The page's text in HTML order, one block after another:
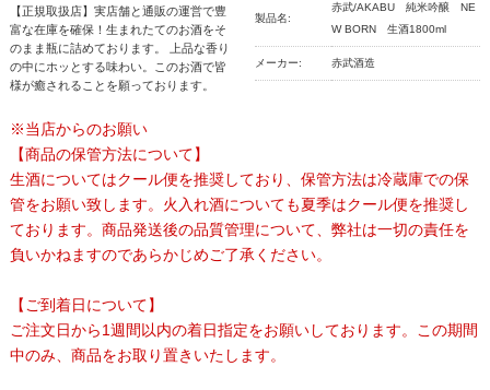
【正規取扱店】実店舗と通販の運営で豊
富な在庫を確保！生まれたてのお酒をそ
のまま瓶に詰めております。 上品な香り
の中にホッとする味わい。このお酒で皆
様が癒されることを願っております。
製品名:
赤武/AKABU 純米吟醸 NE
W BORN 生酒1800ml
メーカー: 赤武酒造
※当店からのお願い
【商品の保管方法について】
生酒についてはクール便を推奨しており、保管方法は冷蔵庫での保
管をお願い致します。火入れ酒についても夏季はクール便を推奨し
ております。商品発送後の品質管理について、弊社は一切の責任を
負いかねますのであらかじめご了承ください。
【ご到着日について】
ご注文日から1週間以内の着日指定をお願いしております。この期間
中のみ、商品をお取り置きいたします。